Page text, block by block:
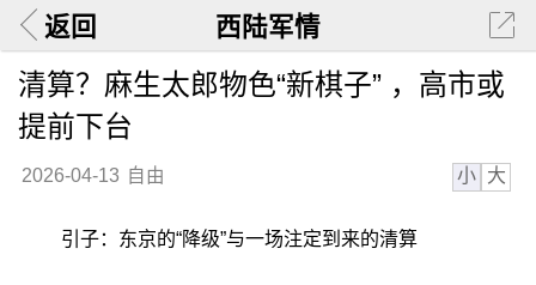
返回 西陆军情
清算？麻生太郎物色“新棋子” ，高市或
提前下台
2026-04-13 自由 小 大
引子：东京的“降级”与一场注定到来的清算